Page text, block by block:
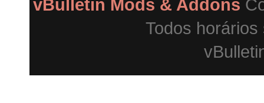
vBulletin Mods & Addons
Todos